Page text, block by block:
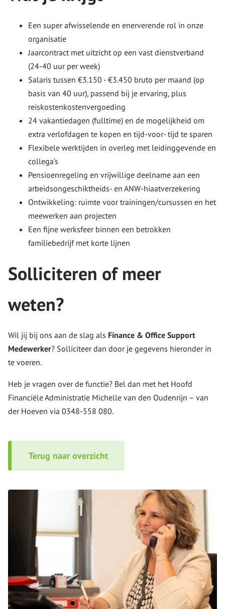
Een super afwisselende en enerverende rol in onze
organisatie
Jaarcontract met uitzicht op een vast dienstverband
(24-40 uur per week)
Salaris tussen €3.150 - €3.450 bruto per maand (op
basis van 40 uur), passend bij je ervaring, plus
reiskostenkostenvergoeding
24 vakantiedagen (fulltime) en de mogelijkheid om
extra verlofdagen te kopen en tijd-voor- tijd te sparen
Flexibele werktijden in overleg met leidinggevende en
collega’s
Pensioenregeling en vrijwillige deelname aan een
arbeidsongeschiktheids- en ANW-hiaatverzekering
Ontwikkeling: ruimte voor trainingen/cursussen en het
meewerken aan projecten
Een fijne werksfeer binnen een betrokken
familiebedrijf met korte lijnen
Solliciteren of meer
weten?
Wil jij bij ons aan de slag als Finance & Office Support
Medewerker? Solliciteer dan door je gegevens hieronder in
te voeren.
Heb je vragen over de functie? Bel dan met het Hoofd
Financiële Administratie Michelle van den Oudenrijn – van
der Hoeven via 0348-558 080.
Terug naar overzicht